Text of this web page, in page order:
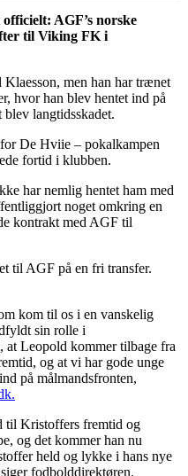
AGF’s norske
til Viking FK i
men han har trænet
hvor han blev hentet ind på
langtidsskadet.
De Hviie – pokalkampen
fortid i klubben.
har nemlig hentet ham med
noget omkring en
kontrakt med AGF til
kom til os i en vanskelig
sin rolle i
at Leopold kommer tilbage fra
og at vi har gode unge
på målmandsfronten,
til Kristoffers fremtid og
og det kommer han nu
held og lykke i hans nye
fodbolddirektøren.